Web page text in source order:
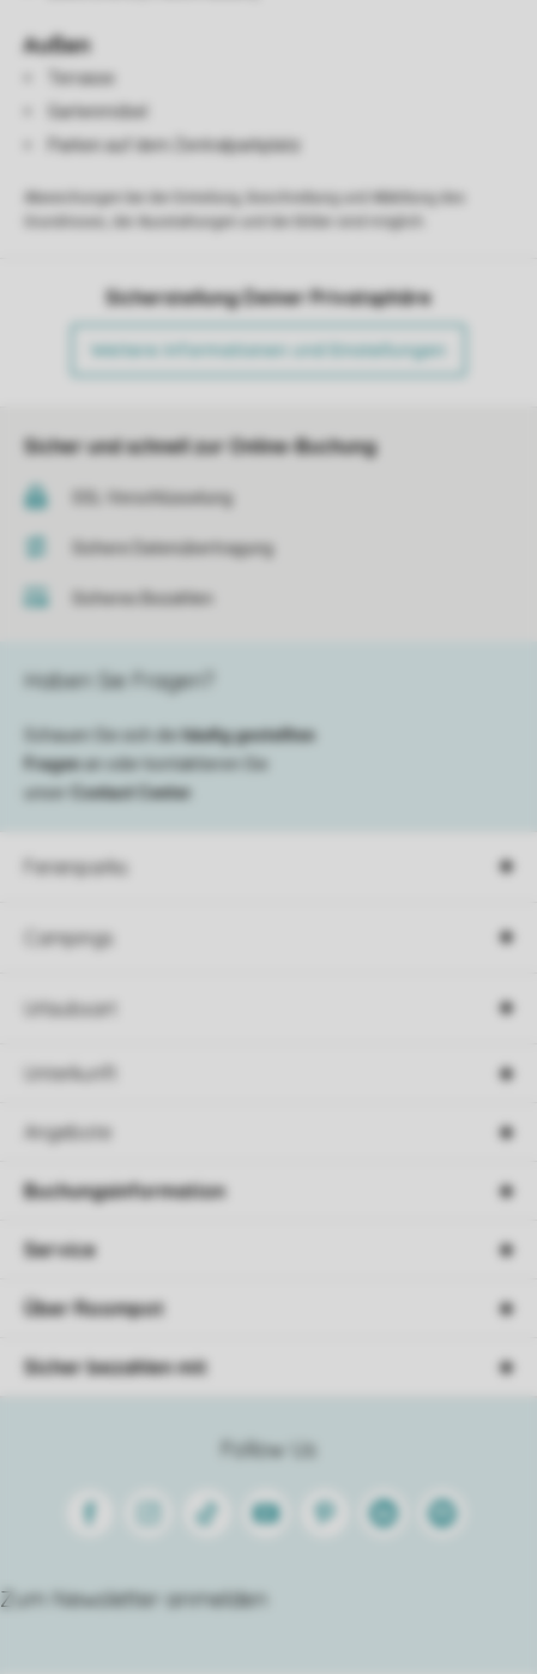
Außen
Terrasse
Gartenmöbel
Parken auf dem Zentralparkplatz
Sicherstellung Deiner Privatsphäre
Weitere Informationen und Einstellungen
Sicher und schnell zur Online-Buchung
SSL-Verschlüsselung
Sichere Datenübertragung
Sicheres Bezahlen
Ferienparks
Campings
Urlaubsart
Unterkunft
Angebote
Haben Sie Fragen?
Schauen Sie sich die
häufig gestellten
Fragen an oder kontaktieren Sie
unser
Contact Center
Follow Us
FacebookInstagram
Tiktok Youtube PinterestLinkedinSpotify
Zum Newsletter anmelden
Buchungsinformation
Service
Über Roompot
Sicher bezahlen mit